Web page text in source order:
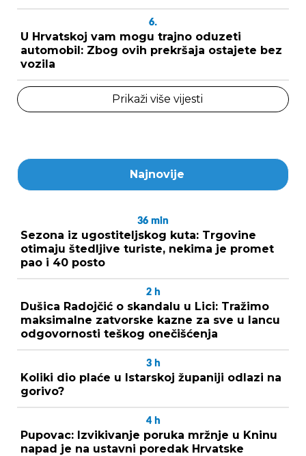
6.
U Hrvatskoj vam mogu trajno oduzeti
automobil: Zbog ovih prekršaja ostajete bez
vozila
Prikaži više vijesti
Najnovije
36 min
Sezona iz ugostiteljskog kuta: Trgovine
otimaju štedljive turiste, nekima je promet
pao i 40 posto
2 h
Dušica Radojčić o skandalu u Lici: Tražimo
maksimalne zatvorske kazne za sve u lancu
odgovornosti teškog onečišćenja
3 h
Koliki dio plaće u Istarskoj županiji odlazi na
gorivo?
4 h
Pupovac: Izvikivanje poruka mržnje u Kninu
napad je na ustavni poredak Hrvatske